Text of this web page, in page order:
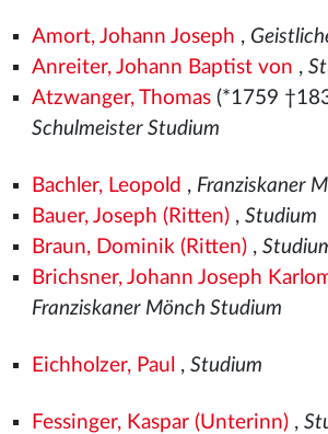
Amort, Johann Joseph ,
Anreiter, Johann Baptist von ,
Atzwanger, Thomas(*1759
Schulmeister Studium
Bachler, Leopold , Franziskaner
Bauer, Joseph (Ritten), Studium
Braun, Dominik (Ritten),
Brichsner, Johann Joseph
Franziskaner Mönch Studium
Eichholzer, Paul , Studium
Fessinger, Kaspar (Unterinn),